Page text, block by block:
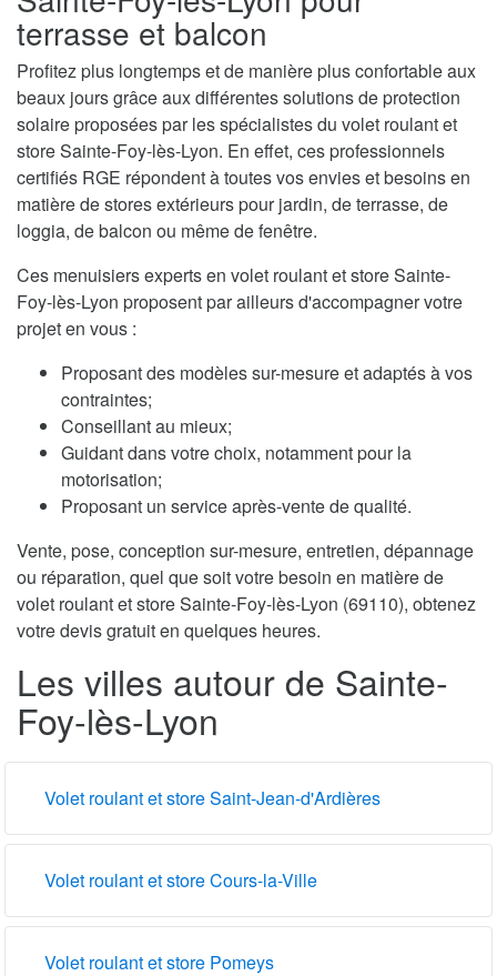
terrasse et balcon
Profitez plus longtemps et de manière plus confortable aux
beaux jours grâce aux différentes solutions de protection
solaire proposées par les spécialistes du volet roulant et
store Sainte-Foy-lès-Lyon. En effet, ces professionnels
certifiés RGE répondent à toutes vos envies et besoins en
matière de stores extérieurs pour jardin, de terrasse, de
loggia, de balcon ou même de fenêtre.
Ces menuisiers experts en volet roulant et store Sainte-
Foy-lès-Lyon proposent par ailleurs d'accompagner votre
projet en vous :
Proposant des modèles sur-mesure et adaptés à vos
contraintes;
Conseillant au mieux;
Guidant dans votre choix, notamment pour la
motorisation;
Proposant un service après-vente de qualité.
Vente, pose, conception sur-mesure, entretien, dépannage
ou réparation, quel que soit votre besoin en matière de
volet roulant et store Sainte-Foy-lès-Lyon (69110), obtenez
votre devis gratuit en quelques heures.
Les villes autour de Sainte-
Foy-lès-Lyon
Volet roulant et store Saint-Jean-d'Ardières
Volet roulant et store Cours-la-Ville
Volet roulant et store Pomeys